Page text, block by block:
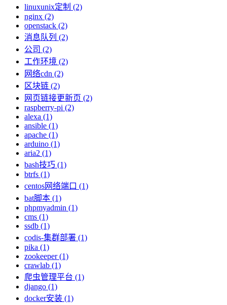
linuxunix定制 (2)
nginx (2)
openstack (2)
消息队列 (2)
公司 (2)
工作环境 (2)
网络cdn (2)
区块链 (2)
网页链接更新页 (2)
raspberry-pi (2)
alexa (1)
ansible (1)
apache (1)
arduino (1)
aria2 (1)
bash技巧 (1)
btrfs (1)
centos网络端口 (1)
bat脚本 (1)
phpmyadmin (1)
cms (1)
ssdb (1)
codis-集群部署 (1)
pika (1)
zookeeper (1)
crawlab (1)
爬虫管理平台 (1)
django (1)
docker安装 (1)